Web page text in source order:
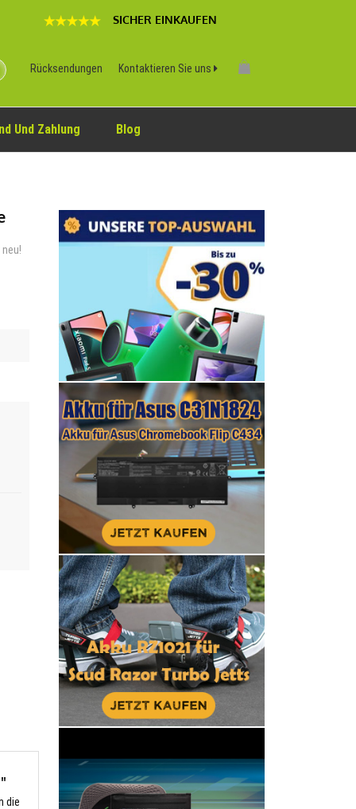
SICHER EINKAUFEN
Rücksendungen Kontaktieren Sie uns
Und Zahlung Blog
die